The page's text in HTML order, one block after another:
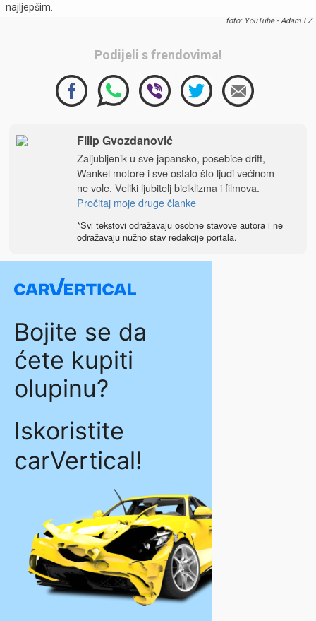
najljepšim.
foto: YouTube - Adam LZ
Podijeli s frendovima!
Filip Gvozdanović
Zaljubljenik u sve japansko, posebice drift,
Wankel motore i sve ostalo što ljudi većinom
ne vole. Veliki ljubitelj biciklizma i filmova.
Pročitaj moje druge članke
*Svi tekstovi odražavaju osobne stavove autora i ne
odražavaju nužno stav redakcije portala.